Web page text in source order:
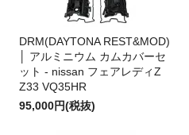
DRM(DAYTONA REST&MOD)
│ アルミニウム カムカバーセ
ット - nissan フェアレディZ
Z33 VQ35HR
95,000円(税抜)